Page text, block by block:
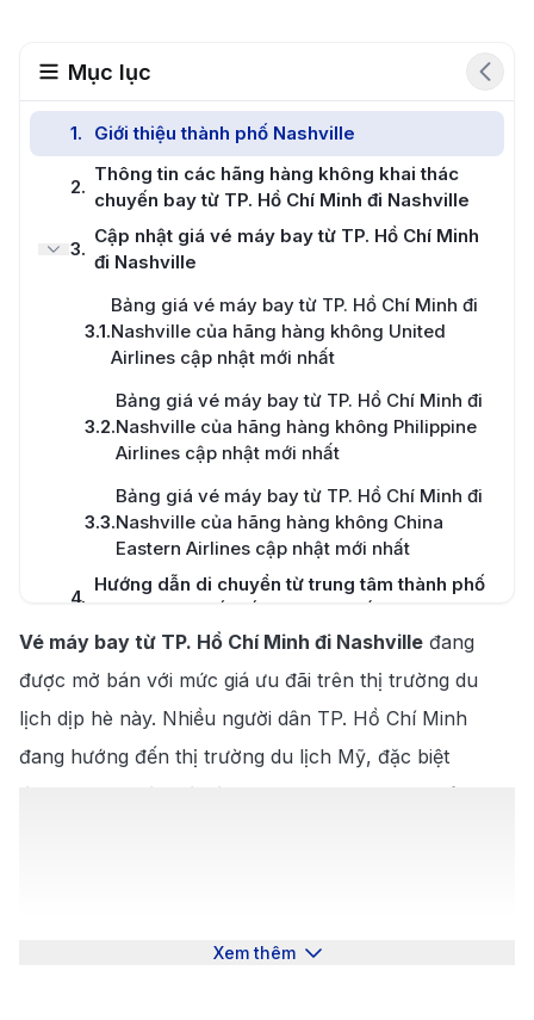
Mục lục
1. Giới thiệu thành phố Nashville
2.
Thông tin các hãng hàng không khai thác
chuyến bay từ TP. Hồ Chí Minh đi Nashville
3.
Cập nhật giá vé máy bay từ TP. Hồ Chí Minh
đi Nashville
3.1.
Bảng giá vé máy bay từ TP. Hồ Chí Minh đi
Nashville của hãng hàng không United
Airlines cập nhật mới nhất
3.2.
Bảng giá vé máy bay từ TP. Hồ Chí Minh đi
Nashville của hãng hàng không Philippine
Airlines cập nhật mới nhất
3.3.
Bảng giá vé máy bay từ TP. Hồ Chí Minh đi
Nashville của hãng hàng không China
Eastern Airlines cập nhật mới nhất
4.
Hướng dẫn di chuyển từ trung tâm thành phố
ra sân bay quốc tế Tân Sơn Nhất
5.
Hướng dẫn di chuyển từ sân bay Nashville
vào trung tâm thành phố
6.
Top 5 cách đặt vé máy bay từ TP. Hồ Chí
Minh đi Nashville giá rẻ
Lý do bạn nên đặt vé máy bay từ TP. Hồ Chí
Top 10 địa điểm du lịch Nashville nổi tiếng
Vé máy bay từ TP. Hồ Chí Minh đi Nashville đang
được mở bán với mức giá ưu đãi trên thị trường du
lịch dịp hè này. Nhiều người dân TP. Hồ Chí Minh
đang hướng đến thị trường du lịch Mỹ, đặc biệt
là Nashville thủ phủ của bang Tennessee, nơi đây
dương trên con phố Broadway, ngắm nhìn bản sao
Xem thêm